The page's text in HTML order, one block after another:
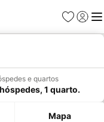
Favoritos
Iniciar
e quartos
1 quarto.
Mapa